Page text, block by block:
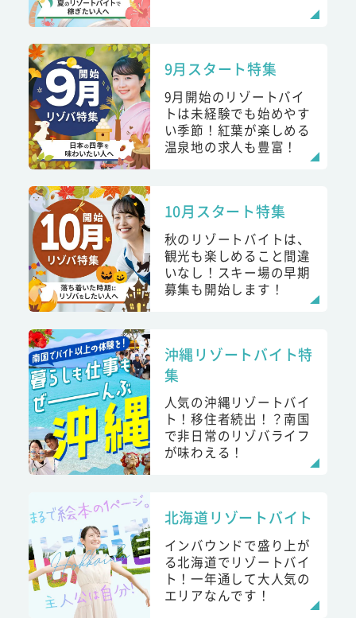
9月スタート特集
9月開始のリゾートバイ
トは未経験でも始めやす
い季節！紅葉が楽しめる
温泉地の求人も豊富！
10月スタート特集
秋のリゾートバイトは、
観光も楽しめること間違
いなし！スキー場の早期
募集も開始します！
沖縄リゾートバイト特
集
人気の沖縄リゾートバイ
ト！移住者続出！？南国
で非日常のリゾバライフ
が味わえる！
北海道リゾートバイト
インバウンドで盛り上が
る北海道でリゾートバイ
ト！一年通して大人気の
エリアなんです！